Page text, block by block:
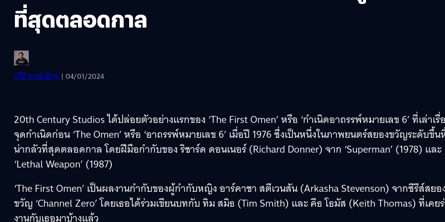
ที่สุดตลอดกาล
ปรีดี ฤกษ์วลีกุล | 04/01/2024
20th Century Studios ได้ปล่อยตัวอย่างแรกของ ‘The First Omen’ หรือ ‘กำเนิดอาถรรพ์หมายเลข 6’ ที่เล่าเรื่
จุดกำเนิดก่อน ‘The Omen’ หรือ ‘อาถรรพ์หมายเลข 6’ เมื่อปี 1976 ซึ่งเป็นหนึ่งในภาพยนตร์สยองขวัญระดับขึ้น
น่ากลัวที่สุดตลอดกาล โดยฝีมือกำกับของ ริชาร์ด ดอนเนอร์ (Richard Donner) จาก ‘Superman’ (1978) และ
‘Lethal Weapon’ (1987)
‘The First Omen’ เป็นผลงานกำกับของผู้กำกับหญิง อาร์คาชา สตีเวนสัน (Arkasha Stevenson) จากซีรีส์สยอ
ขวัญ ‘Channel Zero’ โดยเธอได้ร่วมเขียนบทกับ ทิม สมิธ (Tim Smith) และ คีธ โธมัส (Keith Thomas) ที่เคย
งานกับเธอมาบ้างแล้ว